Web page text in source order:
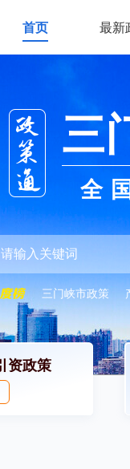
首页 最新
三
全
三门峡市政策
资政策